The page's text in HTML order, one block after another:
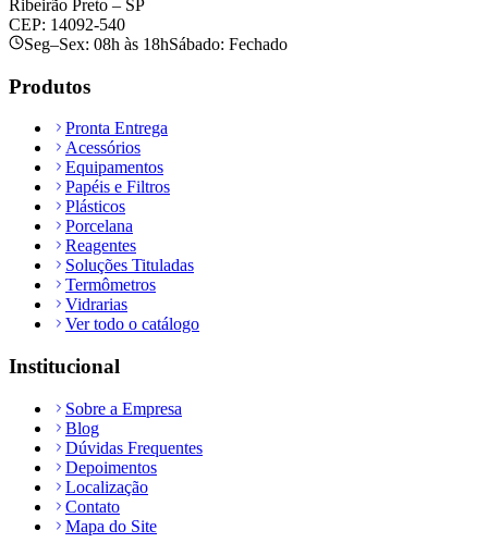
Ribeirão Preto – SP
CEP: 14092-540
Seg–Sex: 08h às 18hSábado: Fechado
Produtos
Pronta Entrega
Acessórios
Equipamentos
Papéis e Filtros
Plásticos
Porcelana
Reagentes
Soluções Tituladas
Termômetros
Vidrarias
Ver todo o catálogo
Institucional
Sobre a Empresa
Blog
Dúvidas Frequentes
Depoimentos
Localização
Contato
Mapa do Site